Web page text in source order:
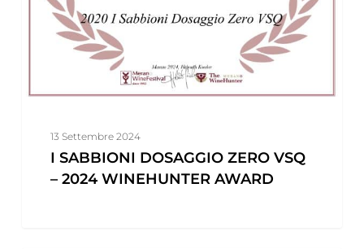
2024
WINEHUNTER
13 Settembre 2024
I SABBIONI DOSAGGIO ZERO VSQ
– 2024 WINEHUNTER AWARD